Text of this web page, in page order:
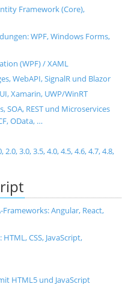
Framework (Core),
WPF, Windows Forms,
(WPF) / XAML
WebAPI, SignalR und Blazor
Xamarin, UWP/WinRT
SOA, REST und Microservices
OData, …
3.0, 3.5, 4.0, 4.5, 4.6, 4.7, 4.8,
Angular, React,
CSS, JavaScript,
HTML5 und JavaScript